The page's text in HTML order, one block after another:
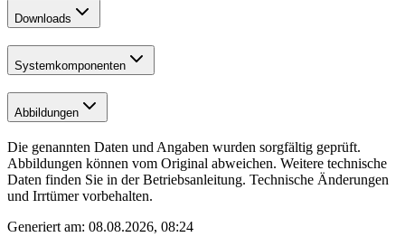
Downloads
Systemkomponenten
Abbildungen
Die genannten Daten und Angaben wurden sorgfältig geprüft.
Abbildungen können vom Original abweichen. Weitere technische
Daten finden Sie in der Betriebsanleitung. Technische Änderungen
und Irrtümer vorbehalten.
Generiert am: 08.08.2026, 08:24